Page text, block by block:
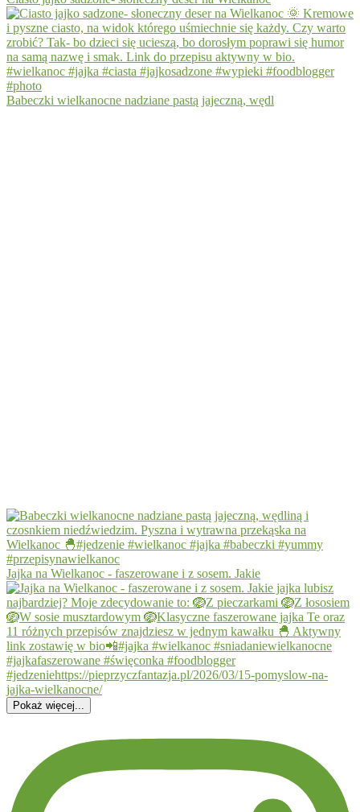
Babeczki wielkanocne nadziane pastą jajeczną, wędl
Jajka na Wielkanoc - faszerowane i z sosem. Jakie
Pokaż więcej...